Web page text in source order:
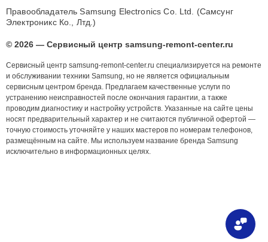
Правообладатель Samsung Electronics Co. Ltd. (Самсунг
Электроникс Ко., Лтд.)
© 2026 — Сервисный центр samsung-remont-center.ru
Сервисный центр samsung-remont-center.ru специализируется на ремонте
и обслуживании техники Samsung, но не является официальным
сервисным центром бренда. Предлагаем качественные услуги по
устранению неисправностей после окончания гарантии, а также
проводим диагностику и настройку устройств. Указанные на сайте цены
носят предварительный характер и не считаются публичной офертой —
точную стоимость уточняйте у наших мастеров по номерам телефонов,
размещённым на сайте. Мы используем название бренда Samsung
исключительно в информационных целях.